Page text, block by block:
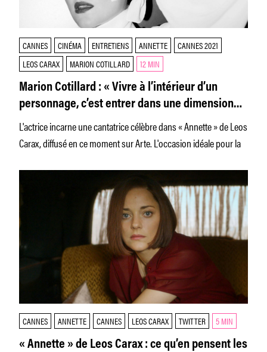
CANNES CINÉMA ENTRETIENS ANNETTE
CANNES 2021
LEOS CARAX
MARION COTILLARD 12 MIN
Marion Cotillard : « Vivre à l’intérieur d’un
personnage, c’est entrer dans une dimension
mystérieuse »
L'actrice incarne une cantatrice célèbre dans « Annette » de Leos
Carax, diffusé en ce moment sur Arte. L'occasion idéale pour la
CANNES ANNETTE CANNES LEOS CARAX TWITTER 5 MIN
« Annette » de Leos Carax : ce qu’en pensent les